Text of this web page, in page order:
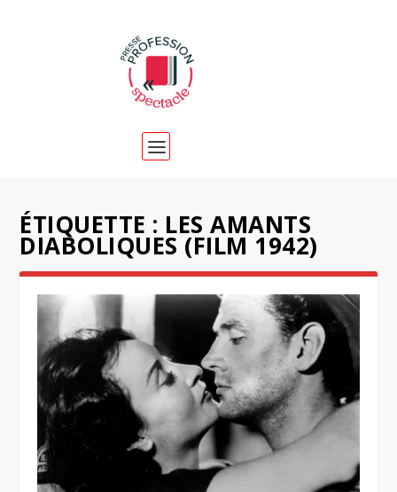
ÉTIQUETTE : LES AMANTS
DIABOLIQUES (FILM 1942)